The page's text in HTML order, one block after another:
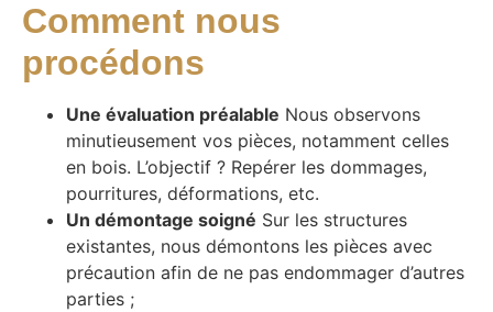
Comment nous
procédons
Une évaluation préalable Nous observons
minutieusement vos pièces, notamment celles
en bois. L’objectif ? Repérer les dommages,
pourritures, déformations, etc.
Un démontage soigné Sur les structures
existantes, nous démontons les pièces avec
précaution afin de ne pas endommager d’autres
parties ;